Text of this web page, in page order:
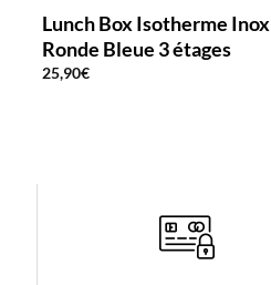
Lunch Box Isotherme Inox
Ronde Bleue 3 étages
25,90€